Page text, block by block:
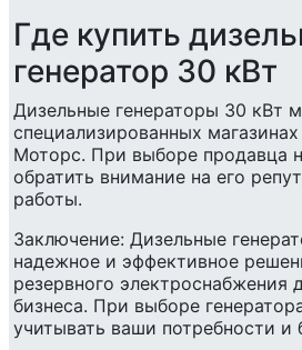
Где купить
генератор 30 кВт
Дизельные генераторы 30 кВт
специализированных
Моторс. При выборе продавца
обратить внимание на его
работы.
Заключение: Дизельные
надежное и эффективное
резервного электроснабжения
бизнеса. При выборе
учитывать ваши потребности и